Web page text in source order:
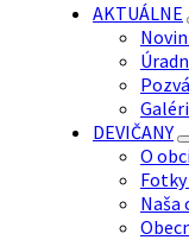
AKTUÁLNE
DEVIČANY
O
Naša